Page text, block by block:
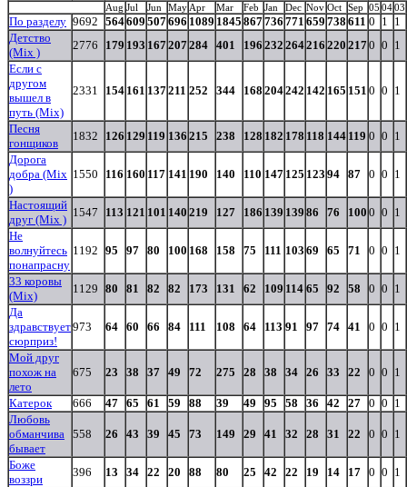
Aug Jul Jun May Apr Mar Feb Jan Dec Nov Oct Sep 05 0403
По разделу 9692 564609 507696 1089 1845 867736 771 659 738 611 0 1
1
Детство
(Mix )
2776 179 193 167207284 401 196 232 264216 220 2170 0 1
Если с
другом
вышел в
путь (Mix)
2331 154 161 137211 252 344 168 204242 142 165 151 0 0 1
Песня
гонщиков
1832 126 129 119 136 215 238 128 182 178 118 144 119 0 0 1
Дорога
добра (Mix
)
1550 116 160 117 141 190 140 110 147 125 123 94 87 0 0 1
Настоящий
друг (Mix )
1547 113 121 101 140 219 127 186 139 139 86 76 100 0 0 1
Не
волнуйтесь
понапрасну
1192 95 97 80 100 168 158 75 111 103 69 65 71 0 0 1
33 коровы
(Mix)
1129 80 81 82 82 173 131 62 109 114 65 92 58 0 0 1
Да
здравствует
сюрприз!
973 64 60 66 84 111 108 64 113 91 97 74 41 0 0 1
Мой друг
похож на
лето
675 23 38 37 49 72 275 28 38 34 26 33 22 0 0 1
Катерок 666 47 65 61 59 88 39 49 95 58 36 42 27 0 0 1
Любовь
обманчива
бывает
558 26 43 39 45 73 149 29 41 32 28 31 22 0 0 1
Боже
воззри
396 13 34 22 20 88 80 25 42 22 19 14 17 0 0 1